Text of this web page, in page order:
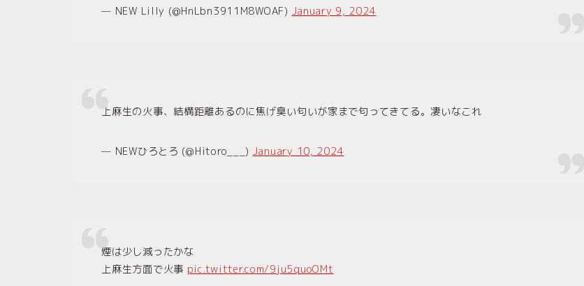
— NEW Lilly (@HnLbn3911M8WOAF) January 9, 2024
上麻生の火事、結構距離あるのに焦げ臭い匂いが家まで匂ってきてる。凄いなこれ
— NEWひろとろ (@Hitoro___) January 10, 2024
煙は少し減ったかな
上麻生方面で火事 pic.twitter.com/9ju5quoOMt